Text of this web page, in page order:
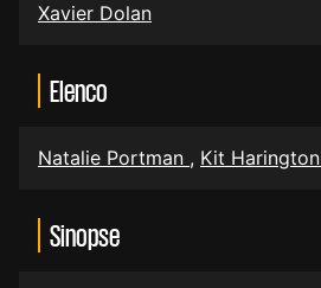
Xavier Dolan
Elenco
Natalie Portman , Kit Harington
Sinopse